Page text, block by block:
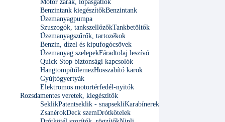
Motor zárak, lopásgátlók
Benzintank kiegészítőkBenzintank
Üzemanyagpumpa
Szuszogók, tankszellőzőkTankbetöltők
Üzemanyagszűrők, tartozékok
Benzin, dízel és kipufogócsövek
Üzemanyag szelepekFáradtolaj leszívó
Quick Stop biztonsági kapcsolók
HangtompítólemezHosszabító karok
Gyújtógyertyák
Elektromos motortérfedél-nyitók
Rozsdamentes veretek, kiegészítők
SeklikPatentseklik - snapsekliKarabínerek
ZsanérokDeck szemDrótkötelek